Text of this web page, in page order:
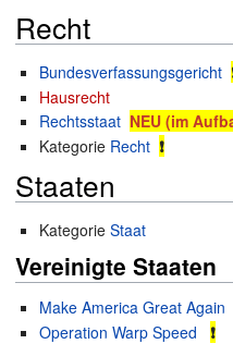
Recht
Bundesverfassungsgericht
Hausrecht
Rechtsstaat NEU (im
Kategorie Recht ❗
Staaten
KategorieStaat
Vereinigte Staaten
Make America Great Again
Operation Warp Speed
❗